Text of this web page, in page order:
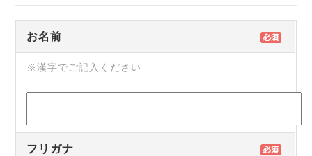
お名前
※漢字でご記入ください
フリガナ